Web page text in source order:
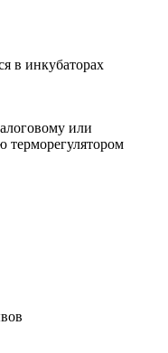
в инкубаторах
или
терморегулятором